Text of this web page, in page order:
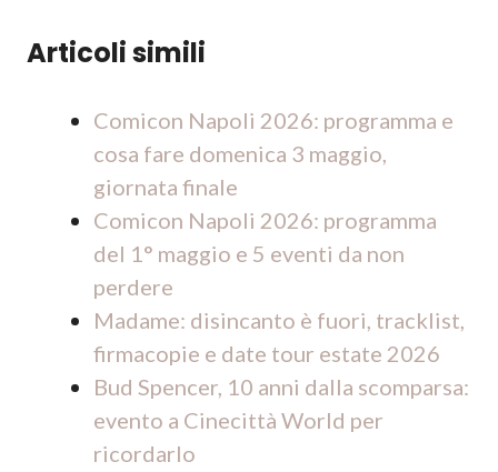
Articoli simili
Comicon Napoli 2026: programma e
cosa fare domenica 3 maggio,
giornata finale
Comicon Napoli 2026: programma
del 1° maggio e 5 eventi da non
perdere
Madame: disincanto è fuori, tracklist,
firmacopie e date tour estate 2026
Bud Spencer, 10 anni dalla scomparsa:
evento a Cinecittà World per
ricordarlo